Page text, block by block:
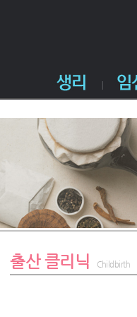
출산 클리닉 Childbirth